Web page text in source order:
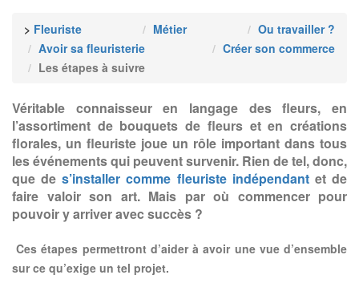
> Fleuriste Métier
Ou travailler ?
Avoir sa fleuristerie
Créer son commerce
Les étapes à suivre
Véritable connaisseur en langage des fleurs, en
l’assortiment de bouquets de fleurs et en créations
florales, un fleuriste joue un rôle important dans tous
les événements qui peuvent survenir. Rien de tel, donc,
que des’installer comme fleuriste indépendantet de
faire valoir son art. Mais par où commencer pour
pouvoir y arriver avec succès ?
Ces étapes permettront d’aider à avoir une vue d’ensemble
sur ce qu’exige un tel projet.